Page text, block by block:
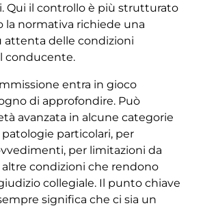
Qui il controllo è più strutturato
la normativa richiede una
attenta delle condizioni
conducente.
entra in gioco
di approfondire. Può
avanzata in alcune categorie
particolari, per
per limitazioni da
condizioni che rendono
collegiale. Il punto chiave
significa che ci sia un